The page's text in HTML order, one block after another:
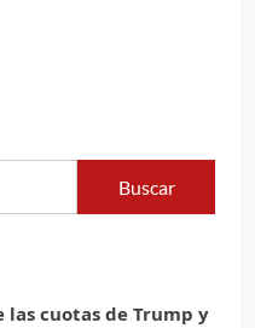
cuotas de Trump y